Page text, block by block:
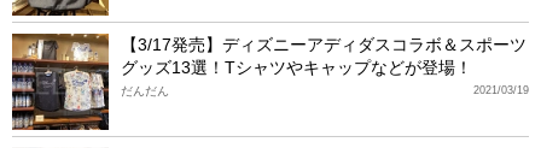
【3/17発売】ディズニーアディダスコラボ＆スポーツ
グッズ13選！Tシャツやキャップなどが登場！
2021/03/19
だんだん